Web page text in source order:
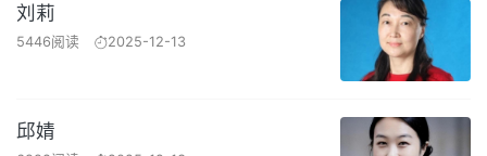
刘莉
5446阅读 2025-12-13
邱婧